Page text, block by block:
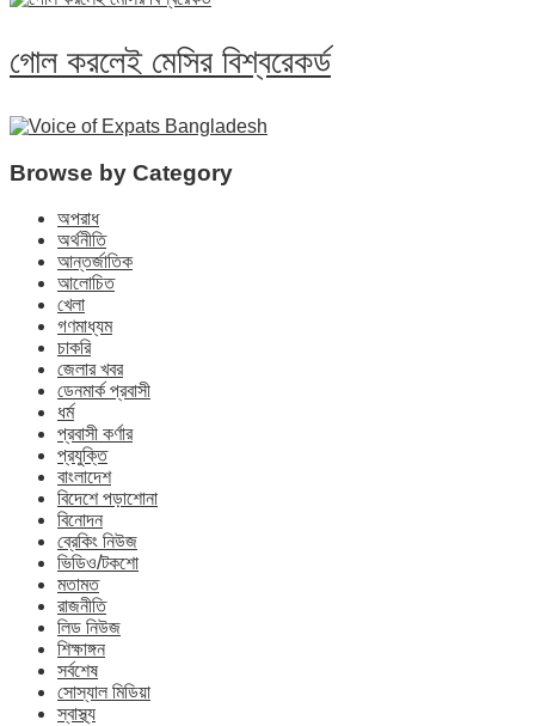
গোল করলেই মেসির বিশ্বরেকর্ড
Browse by Category
অপরাধ
অর্থনীতি
আন্তর্জাতিক
আলোচিত
খেলা
গণমাধ্যম
চাকরি
জেলার খবর
ডেনমার্ক প্রবাসী
ধর্ম
প্রবাসী কর্ণার
প্রযুক্তি
বাংলাদেশ
বিদেশে পড়াশোনা
বিনোদন
ব্রেকিং নিউজ
ভিডিও/টকশো
মতামত
রাজনীতি
লিড নিউজ
শিক্ষাঙ্গন
সর্বশেষ
সোস্যাল মিডিয়া
স্বাস্থ্য